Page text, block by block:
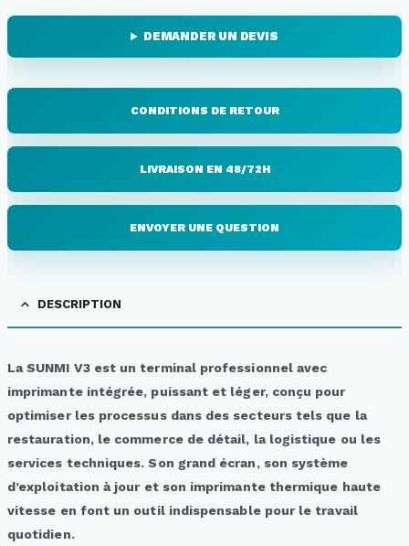
DEMANDER UN DEVIS
CONDITIONS DE RETOUR
LIVRAISON EN 48/72H
ENVOYER UNE QUESTION
DESCRIPTION
La SUNMI V3 est un terminal professionnel avec
imprimante intégrée, puissant et léger, conçu pour
optimiser les processus dans des secteurs tels que la
restauration, le commerce de détail, la logistique ou les
services techniques. Son grand écran, son système
d’exploitation à jour et son imprimante thermique haute
vitesse en font un outil indispensable pour le travail
quotidien.